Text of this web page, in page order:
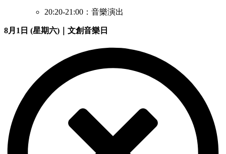
20:20-21:00：音樂演出
8月1日 (星期六)｜文創音樂日